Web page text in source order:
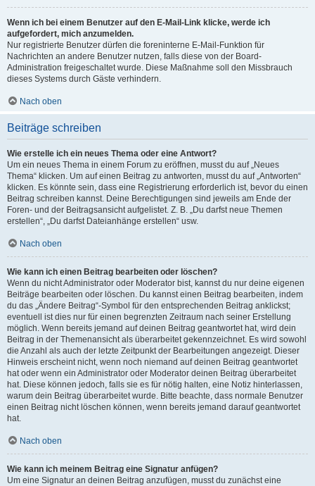
Wenn ich bei einem Benutzer auf den E-Mail-Link klicke, werde ich
aufgefordert, mich anzumelden.
Nur registrierte Benutzer dürfen die foreninterne E-Mail-Funktion für
Nachrichten an andere Benutzer nutzen, falls diese von der Board-
Administration freigeschaltet wurde. Diese Maßnahme soll den Missbrauch
dieses Systems durch Gäste verhindern.
Nach oben
Beiträge schreiben
Wie erstelle ich ein neues Thema oder eine Antwort?
Um ein neues Thema in einem Forum zu eröffnen, musst du auf „Neues
Thema“ klicken. Um auf einen Beitrag zu antworten, musst du auf „Antworten“
klicken. Es könnte sein, dass eine Registrierung erforderlich ist, bevor du einen
Beitrag schreiben kannst. Deine Berechtigungen sind jeweils am Ende der
Foren- und der Beitragsansicht aufgelistet. Z. B. „Du darfst neue Themen
erstellen“, „Du darfst Dateianhänge erstellen“ usw.
Nach oben
Wie kann ich einen Beitrag bearbeiten oder löschen?
Wenn du nicht Administrator oder Moderator bist, kannst du nur deine eigenen
Beiträge bearbeiten oder löschen. Du kannst einen Beitrag bearbeiten, indem
du das „Ändere Beitrag“-Symbol für den entsprechenden Beitrag anklickst;
eventuell ist dies nur für einen begrenzten Zeitraum nach seiner Erstellung
möglich. Wenn bereits jemand auf deinen Beitrag geantwortet hat, wird dein
Beitrag in der Themenansicht als überarbeitet gekennzeichnet. Es wird sowohl
die Anzahl als auch der letzte Zeitpunkt der Bearbeitungen angezeigt. Dieser
Hinweis erscheint nicht, wenn noch niemand auf deinen Beitrag geantwortet
hat oder wenn ein Administrator oder Moderator deinen Beitrag überarbeitet
hat. Diese können jedoch, falls sie es für nötig halten, eine Notiz hinterlassen,
warum dein Beitrag überarbeitet wurde. Bitte beachte, dass normale Benutzer
einen Beitrag nicht löschen können, wenn bereits jemand darauf geantwortet
hat.
Nach oben
Wie kann ich meinem Beitrag eine Signatur anfügen?
Um eine Signatur an deinen Beitrag anzufügen, musst du zunächst eine